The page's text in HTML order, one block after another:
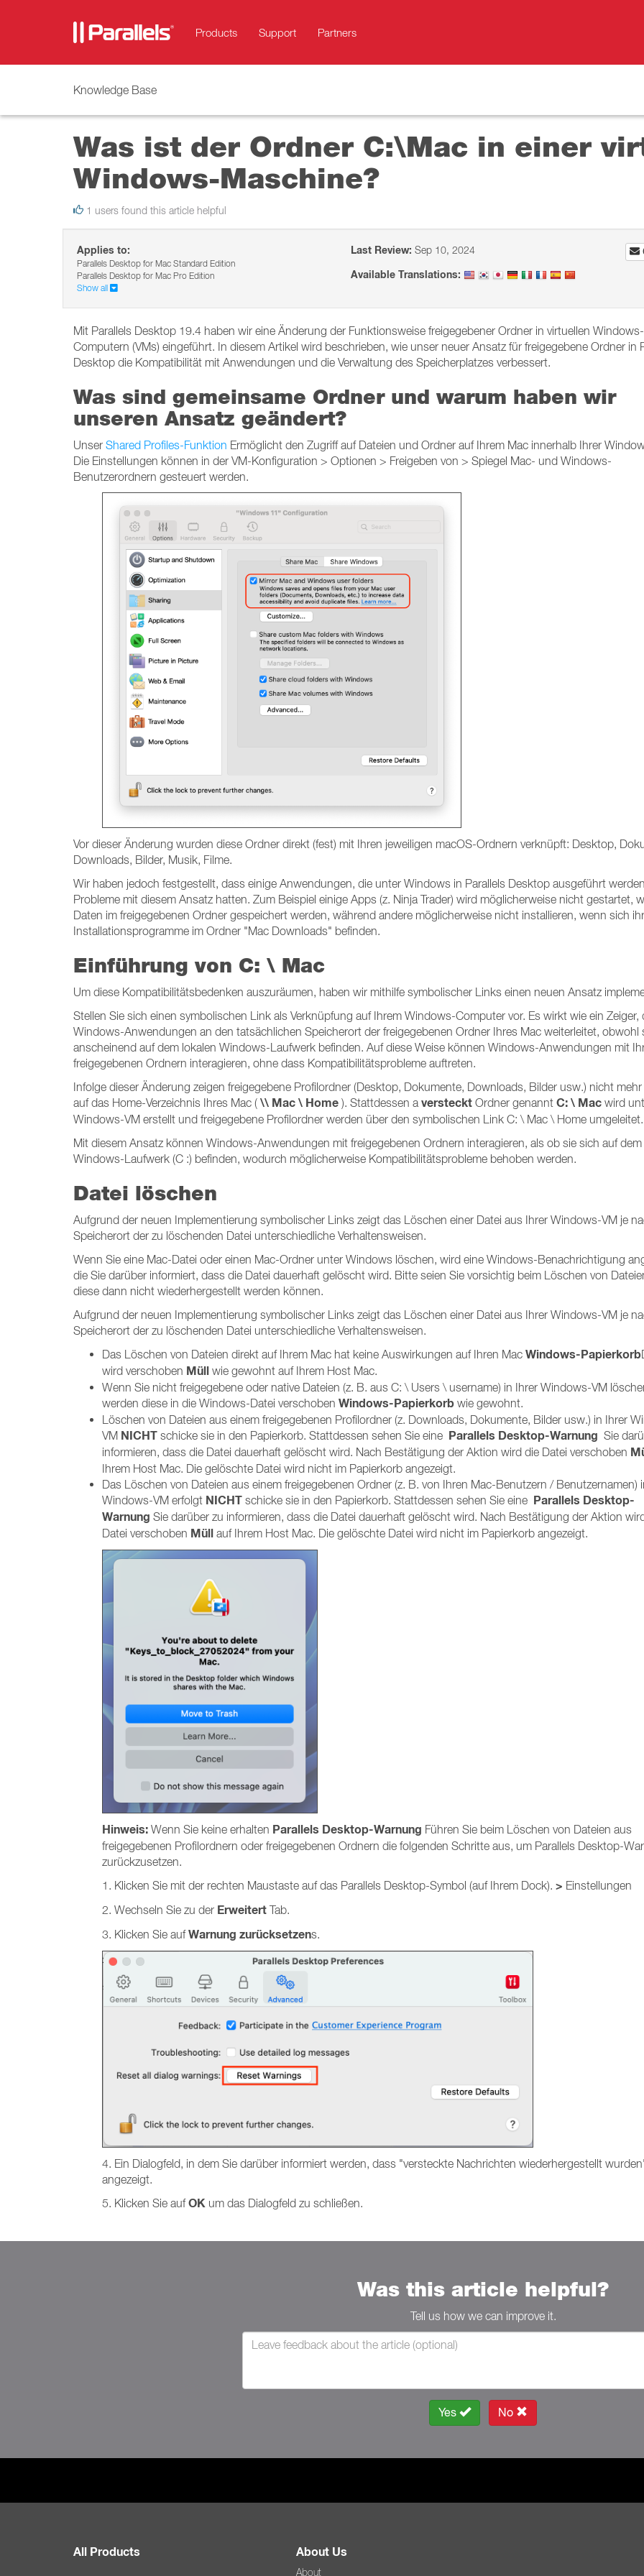
Products Support Partners
Knowledge Base
Was ist der Ordner C:\Mac in einer
Windows-Maschine?
1 users found this article helpful
Applies to:
Parallels Desktop for Mac Standard Edition
Parallels Desktop for Mac Pro Edition
Show all
Last Review: Sep 10, 2024
Available Translations:
Mit Parallels Desktop 19.4 haben wir eine Änderung der Funktionsweise freigegebener Ordner in virtuellen Windows-
Computern (VMs) eingeführt. In diesem Artikel wird beschrieben, wie unser neuer Ansatz für freigegebene Ordner in
Desktop die Kompatibilität mit Anwendungen und die Verwaltung des Speicherplatzes verbessert.
Was sind gemeinsame Ordner und warum haben wir
unseren Ansatz geändert?
Unser Shared Profiles-Funktion Ermöglicht den Zugriff auf Dateien und Ordner auf Ihrem Mac innerhalb Ihrer
Die Einstellungen können in der VM-Konfiguration > Optionen > Freigeben von > Spiegel Mac- und Windows-
Benutzerordnern gesteuert werden.
Vor dieser Änderung wurden diese Ordner direkt (fest) mit Ihren jeweiligen macOS-Ordnern verknüpft: Desktop,
Downloads, Bilder, Musik, Filme.
Wir haben jedoch festgestellt, dass einige Anwendungen, die unter Windows in Parallels Desktop ausgeführt
Probleme mit diesem Ansatz hatten. Zum Beispiel einige Apps (z. Ninja Trader) wird möglicherweise nicht gestartet,
Daten im freigegebenen Ordner gespeichert werden, während andere möglicherweise nicht installieren, wenn sich
Installationsprogramme im Ordner "Mac Downloads" befinden.
Einführung von C: \ Mac
Um diese Kompatibilitätsbedenken auszuräumen, haben wir mithilfe symbolischer Links einen neuen Ansatz
Stellen Sie sich einen symbolischen Link als Verknüpfung auf Ihrem Windows-Computer vor. Es wirkt wie ein Zeiger,
Windows-Anwendungen an den tatsächlichen Speicherort der freigegebenen Ordner Ihres Mac weiterleitet, obwohl
anscheinend auf dem lokalen Windows-Laufwerk befinden. Auf diese Weise können Windows-Anwendungen mit
freigegebenen Ordnern interagieren, ohne dass Kompatibilitätsprobleme auftreten.
Infolge dieser Änderung zeigen freigegebene Profilordner (Desktop, Dokumente, Downloads, Bilder usw.) nicht
auf das Home-Verzeichnis Ihres Mac ( \\ Mac \ Home ). Stattdessen a versteckt Ordner genannt C: \ Mac wird
Windows-VM erstellt und freigegebene Profilordner werden über den symbolischen Link C: \ Mac \ Home umgeleitet.
Mit diesem Ansatz können Windows-Anwendungen mit freigegebenen Ordnern interagieren, als ob sie sich auf dem
Windows-Laufwerk (C :) befinden, wodurch möglicherweise Kompatibilitätsprobleme behoben werden.
Datei löschen
Aufgrund der neuen Implementierung symbolischer Links zeigt das Löschen einer Datei aus Ihrer Windows-VM je
Speicherort der zu löschenden Datei unterschiedliche Verhaltensweisen.
Wenn Sie eine Mac-Datei oder einen Mac-Ordner unter Windows löschen, wird eine Windows-Benachrichtigung
die Sie darüber informiert, dass die Datei dauerhaft gelöscht wird. Bitte seien Sie vorsichtig beim Löschen von
diese dann nicht wiederhergestellt werden können.
Aufgrund der neuen Implementierung symbolischer Links zeigt das Löschen einer Datei aus Ihrer Windows-VM je
Speicherort der zu löschenden Datei unterschiedliche Verhaltensweisen.
Das Löschen von Dateien direkt auf Ihrem Mac hat keine Auswirkungen auf Ihren Mac Windows-Papierkorb
wird verschoben Müll wie gewohnt auf Ihrem Host Mac.
Wenn Sie nicht freigegebene oder native Dateien (z. B. aus C: \ Users \ username) in Ihrer Windows-VM
werden diese in die Windows-Datei verschoben Windows-Papierkorb wie gewohnt.
Löschen von Dateien aus einem freigegebenen Profilordner (z. Downloads, Dokumente, Bilder usw.) in Ihrer
VM NICHT schicke sie in den Papierkorb. Stattdessen sehen Sie eine Parallels Desktop-Warnung Sie
informieren, dass die Datei dauerhaft gelöscht wird. Nach Bestätigung der Aktion wird die Datei verschoben
Ihrem Host Mac. Die gelöschte Datei wird nicht im Papierkorb angezeigt.
Das Löschen von Dateien aus einem freigegebenen Ordner (z. B. von Ihren Mac-Benutzern / Benutzernamen)
Windows-VM erfolgt NICHT schicke sie in den Papierkorb. Stattdessen sehen Sie eine Parallels Desktop-
Warnung Sie darüber zu informieren, dass die Datei dauerhaft gelöscht wird. Nach Bestätigung der Aktion
Datei verschoben Müll auf Ihrem Host Mac. Die gelöschte Datei wird nicht im Papierkorb angezeigt.
Hinweis: Wenn Sie keine erhalten Parallels Desktop-Warnung Führen Sie beim Löschen von Dateien aus
freigegebenen Profilordnern oder freigegebenen Ordnern die folgenden Schritte aus, um Parallels Desktop-
zurückzusetzen.
1. Klicken Sie mit der rechten Maustaste auf das Parallels Desktop-Symbol (auf Ihrem Dock). > Einstellungen
2. Wechseln Sie zu der Erweitert Tab.
3. Klicken Sie aufWarnung zurücksetzens.
4. Ein Dialogfeld, in dem Sie darüber informiert werden, dass "versteckte Nachrichten wiederhergestellt
angezeigt.
5. Klicken Sie aufOK um das Dialogfeld zu schließen.
Was this article helpful?
Tell us how we can improve it.
Yes No
All Products About Us
About